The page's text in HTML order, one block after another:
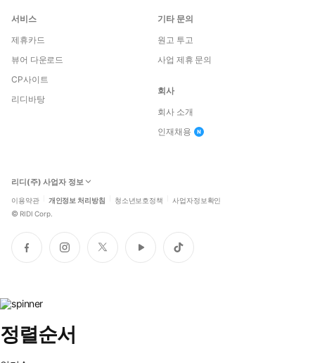
서비스
제휴카드
뷰어 다운로드
CP사이트
리디바탕
기타 문의
원고 투고
사업 제휴 문의
회사
회사 소개
인재채용
리디(주) 사업자 정보
이용약관 개인정보 처리방침 청소년보호정책 사업자정보확인
© RIDI Corp.
페
이
인
스
트
위
유
튜
틱
톡
정렬순서